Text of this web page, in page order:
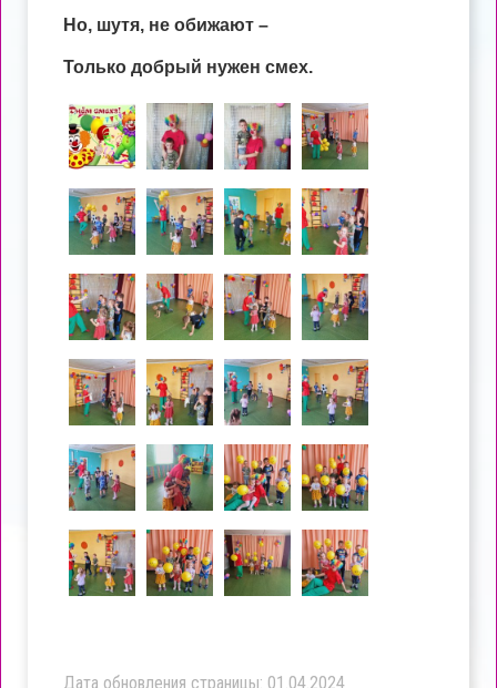
Но, шутя, не обижают –
Только добрый нужен смех.
Дата обновления страницы: 01.04.2024